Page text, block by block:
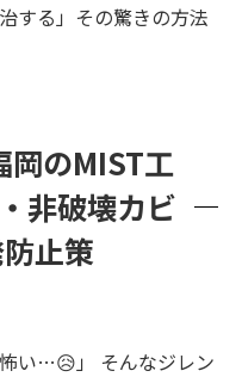
する」その驚きの方法
岡のMIST工
非破壊カビ
止策
い…😥」 そんなジレン